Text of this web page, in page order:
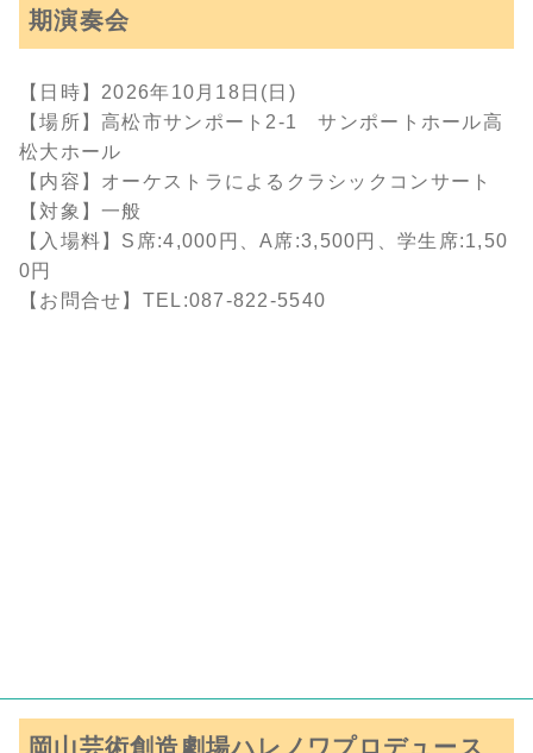
期演奏会
【日時】2026年10月18日(日)
【場所】高松市サンポート2-1 サンポートホール高
松大ホール
【内容】オーケストラによるクラシックコンサート
【対象】一般
【入場料】S席:4,000円、A席:3,500円、学生席:1,50
0円
【お問合せ】TEL:087-822-5540
岡山芸術創造劇場ハレノワプロデュース